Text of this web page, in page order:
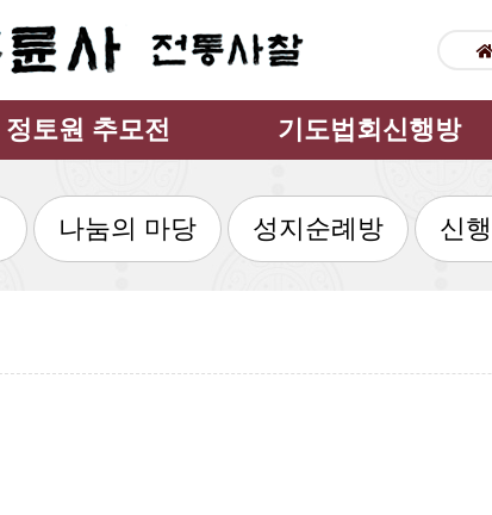
정토원 추모전
추모전소개
납골 위패 안치
기도법회신행방
매월 정기기도법회
천도와 백일기도
나눔의 마당 성지순례방 신